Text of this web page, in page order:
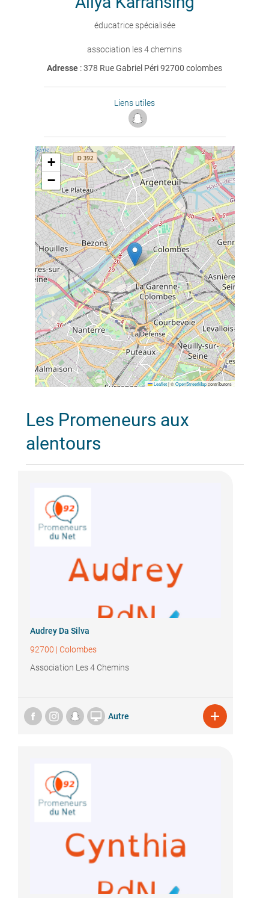
éducatrice spécialisée
association les 4 chemins
Adresse : 378 Rue Gabriel Péri 92700 colombes
Liens utiles
+
−
Leaflet |©OpenStreetMapcontributors
Les Promeneurs aux
alentours
Audrey Da Silva
92700 | Colombes
Association Les 4 Chemins
 Autre 